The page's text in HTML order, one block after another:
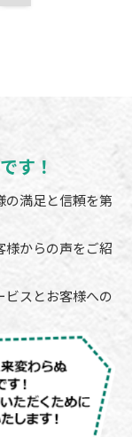
す！
の満足と信頼を第
様からの声をご紹
ビスとお客様への